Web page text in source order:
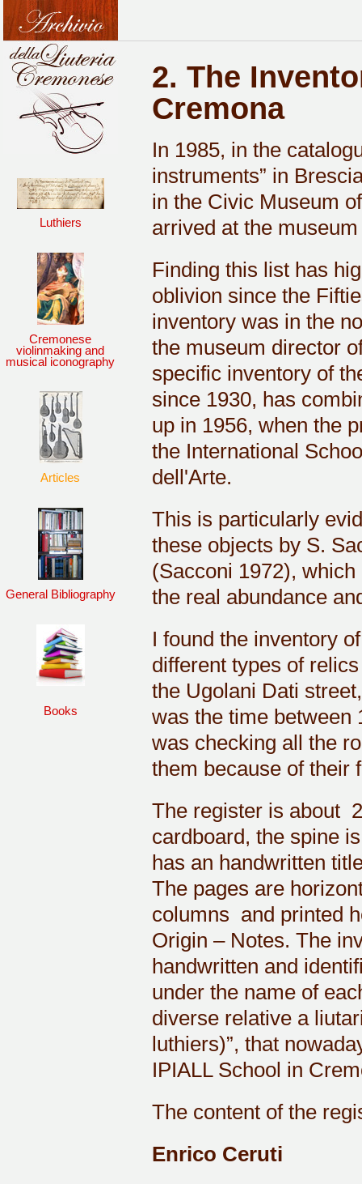
Luthiers
Cremonese
violinmaking and
musical iconography
Articles
General Bibliography
Books
2. The
Cremona
In 1985, in the
instruments” in
in the Civic Museum
arrived at the
Finding this list has
oblivion since the
inventory was in the
the museum director
specific inventory of
since 1930, has
up in 1956, when the
the International
dell'Arte.
This is particularly
these objects by S.
(Sacconi 1972),
the real abundance
I found the inventory
different types of
the Ugolani Dati
was the time between
was checking all the
them because of their
The register is about
cardboard, the spine
has an handwritten
The pages are
columns and printed
Origin – Notes. The
handwritten and
under the name of
diverse relative a
luthiers)”, that
IPIALL School in
The content of the
Enrico Ceruti